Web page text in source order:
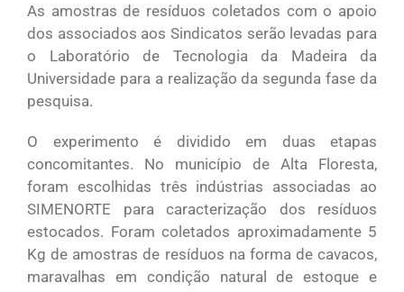
As amostras de resíduos coletados com o apoio
dos associados aos Sindicatos serão levadas para
o Laboratório de Tecnologia da Madeira da
Universidade para a realização da segunda fase da
pesquisa.
O experimento é dividido em duas etapas
concomitantes. No município de Alta Floresta,
foram escolhidas três indústrias associadas ao
SIMENORTE para caracterização dos resíduos
estocados. Foram coletados aproximadamente 5
Kg de amostras de resíduos na forma de cavacos,
maravalhas em condição natural de estoque e